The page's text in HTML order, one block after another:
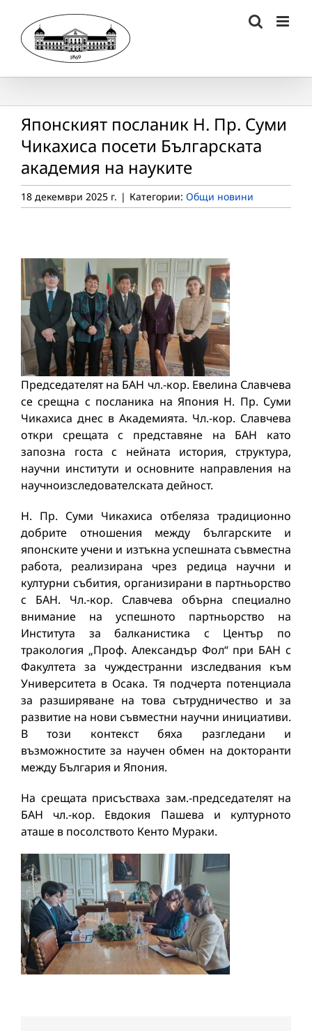
content
Японският посланик Н. Пр. Суми
Чикахиса посети Българската
академия на науките
18 декември 2025 г. | Категории: Общи новини
Председателят на БАН чл.-кор. Евелина Славчева
се срещна с посланика на Япония Н. Пр. Суми
Чикахиса днес в Академията. Чл.-кор. Славчева
откри срещата с представяне на БАН като
запозна госта с нейната история, структура,
научни институти и основните направления на
научноизследователската дейност.
Н. Пр. Суми Чикахиса отбеляза традиционно
добрите отношения между българските и
японските учени и изтъкна успешната съвместна
работа, реализирана чрез редица научни и
културни събития, организирани в партньорство
с БАН. Чл.-кор. Славчева обърна специално
внимание на успешното партньорство на
Института за балканистика с Център по
тракология „Проф. Александър Фол“ при БАН с
Факултета за чуждестранни изследвания към
Университета в Осака. Тя подчерта потенциала
за разширяване на това сътрудничество и за
развитие на нови съвместни научни инициативи.
В този контекст бяха разгледани и
възможностите за научен обмен на докторанти
между България и Япония.
На срещата присъстваха зам.-председателят на
БАН чл.-кор. Евдокия Пашева и културното
аташе в посолството Кенто Мураки.